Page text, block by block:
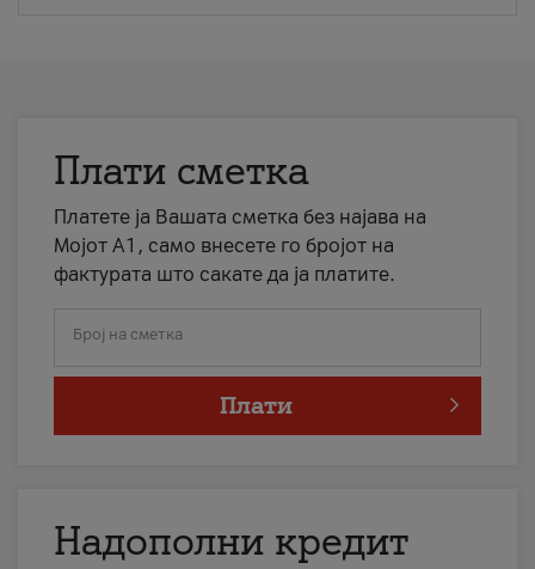
Плати сметка
Платете ја Вашата сметка без најава на
Мојот А1, само внесете го бројот на
фактурата што сакате да ја платите.
Број на сметка
Плати
Надополни кредит